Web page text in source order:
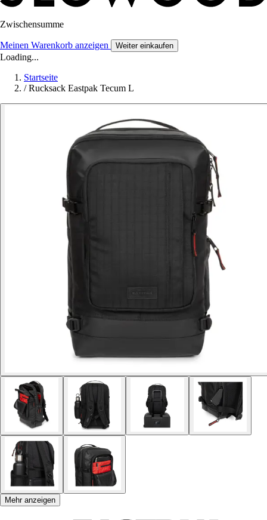
Zwischensumme
Meinen Warenkorb anzeigen Weiter einkaufen
Loading...
Startseite
/ Rucksack Eastpak Tecum L
Mehr anzeigen